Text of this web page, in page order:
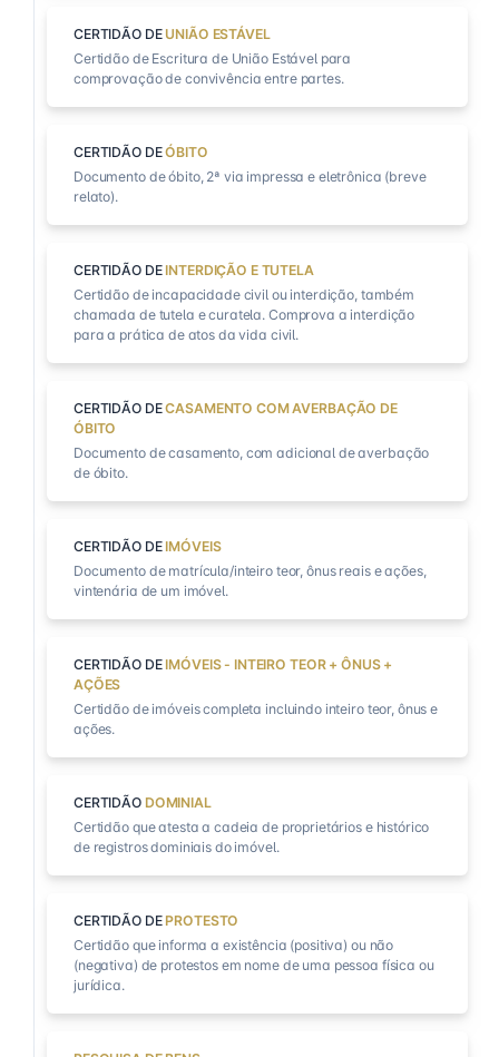
CERTIDÃO DE UNIÃO ESTÁVEL
Certidão de Escritura de União Estável para
comprovação de convivência entre partes.
CERTIDÃO DEÓBITO
Documento de óbito, 2ª via impressa e eletrônica (breve
relato).
CERTIDÃO DE INTERDIÇÃO E TUTELA
Certidão de incapacidade civil ou interdição, também
chamada de tutela e curatela. Comprova a interdição
para a prática de atos da vida civil.
CERTIDÃO DECASAMENTO COM AVERBAÇÃO DE
ÓBITO
Documento de casamento, com adicional de averbação
de óbito.
CERTIDÃO DE IMÓVEIS
Documento de matrícula/inteiro teor, ônus reais e ações,
vintenária de um imóvel.
CERTIDÃO DE IMÓVEIS - INTEIRO TEOR + ÔNUS +
AÇÕES
Certidão de imóveis completa incluindo inteiro teor, ônus e
ações.
CERTIDÃO DOMINIAL
Certidão que atesta a cadeia de proprietários e histórico
de registros dominiais do imóvel.
CERTIDÃO DE PROTESTO
Certidão que informa a existência (positiva) ou não
(negativa) de protestos em nome de uma pessoa física ou
jurídica.